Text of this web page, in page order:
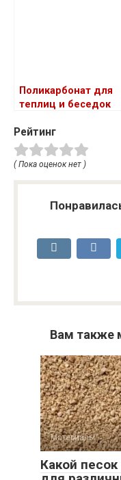
Поликарбонат для
теплиц и беседок
Рейтинг
( Пока оценок нет )
Вам также
Материалы
Какой